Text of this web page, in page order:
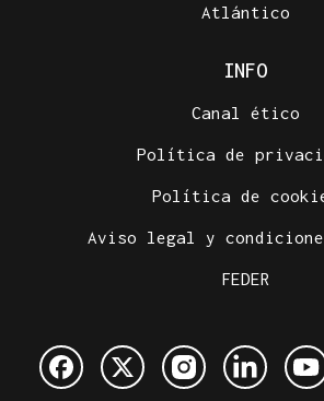
Atlántico
INFO
Canal ético
Política de
Política de
Aviso legal y
FEDER